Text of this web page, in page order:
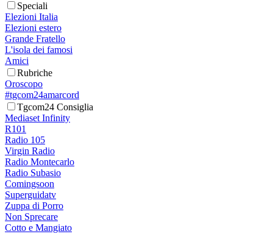
Speciali
Elezioni Italia
Elezioni estero
Grande Fratello
L'isola dei famosi
Amici
Rubriche
Oroscopo
#tgcom24amarcord
Tgcom24 Consiglia
Mediaset Infinity
R101
Radio 105
Virgin Radio
Radio Montecarlo
Radio Subasio
Comingsoon
Superguidatv
Zuppa di Porro
Non Sprecare
Cotto e Mangiato